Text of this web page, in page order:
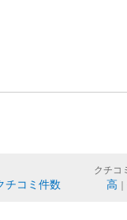
チコミ件数
クチコ
高